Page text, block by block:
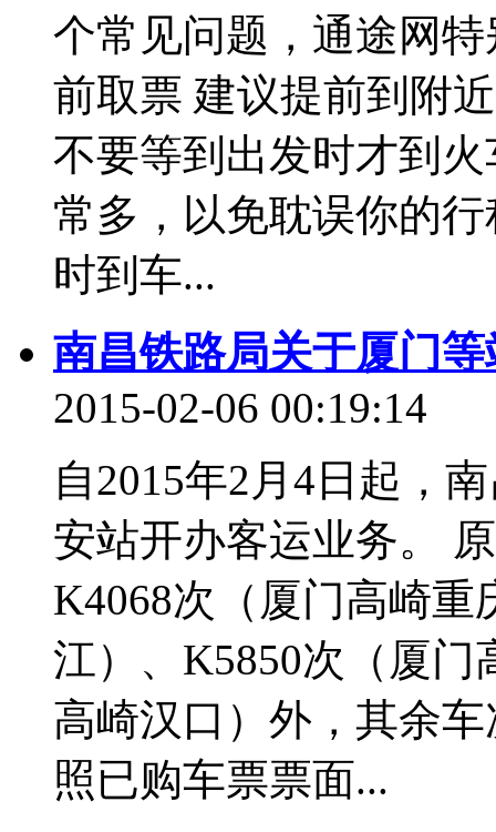
个常见问题，通途网
前取票 建议提前到附
不要等到出发时才到
常多，以免耽误你的
时到车...
南昌铁路局关于厦门
2015-02-06 00:19:14
自2015年2月4日起，
安站开办客运业务。
K4068次（厦门高崎重
江）、K5850次（厦门
高崎汉口）外，其余
照已购车票票面...